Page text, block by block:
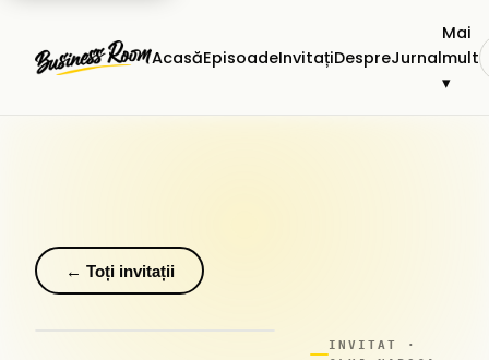
AcasăEpisoadeInvitațiDespreJurnal
Mai
mult
▾
← Toți invitații
INVITAT ·